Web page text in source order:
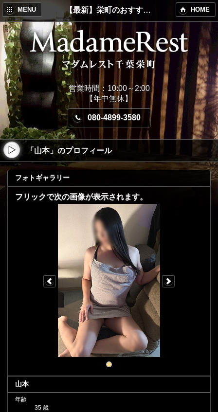
【最新】栄町のおすすめメンズエステ！MadameRest(マダムレスト)
MENU HOME
営業時間：10:00～2:00
【年中無休】
080-4899-3580
「山本」のプロフィール
フォトギャラリー
フリックで次の画像が表示されます。
山本
年齢
35 歳